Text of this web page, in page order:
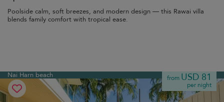
Poolside calm, soft breezes, and modern design — this Rawai villa
blends family comfort with tropical ease.
Nai Harn beach from USD 81
per night